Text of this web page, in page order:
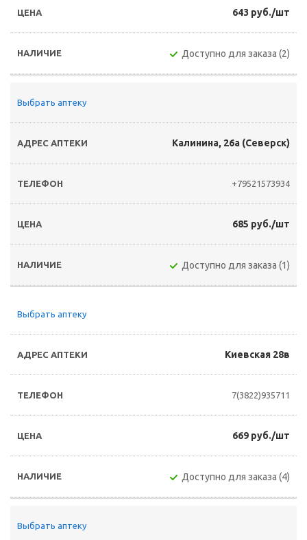
643 руб./шт
Доступно для заказа (2)
Выбрать аптеку
Калинина, 26а (Северск)
+79521573934
685 руб./шт
Доступно для заказа (1)
Выбрать аптеку
Киевская 28в
7(3822)935711
669 руб./шт
Доступно для заказа (4)
Выбрать аптеку